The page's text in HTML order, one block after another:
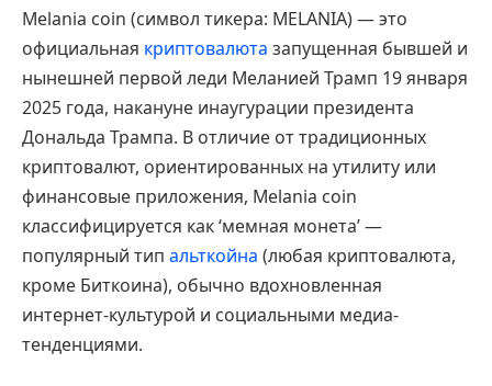
Melania coin (символ тикера: MELANIA) — это
официальная криптовалюта запущенная бывшей и
нынешней первой леди Меланией Трамп 19 января
2025 года, накануне инаугурации президента
Дональда Трампа. В отличие от традиционных
криптовалют, ориентированных на утилиту или
финансовые приложения, Melania coin
классифицируется как ‘мемная монета’ —
популярный тип альткойна (любая криптовалюта,
кроме Биткоина), обычно вдохновленная
интернет-культурой и социальными медиа-
тенденциями.